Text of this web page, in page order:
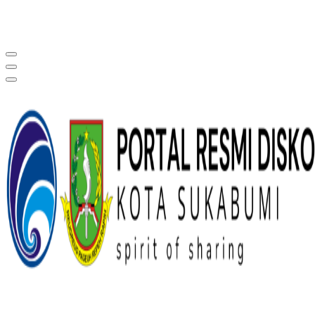
Portal Resmi Diskominfo Kota Sukabumi